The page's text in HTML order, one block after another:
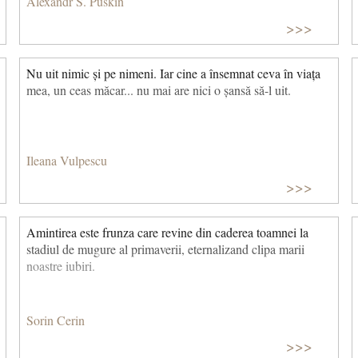
viaţa mea în silă Blestem şi mă cutremur, plîng amar, Dar
rîndurile triste de pe filă Răsar prin pînza lacrimilor iar.
>>>
Nu uit nimic și pe nimeni. Iar cine a însemnat ceva în viața
mea, un ceas măcar... nu mai are nici o șansă să-l uit.
Ileana Vulpescu
>>>
Amintirea este frunza care revine din caderea toamnei la
stadiul de mugure al primaverii, eternalizand clipa marii
noastre iubiri.
Sorin Cerin
>>>